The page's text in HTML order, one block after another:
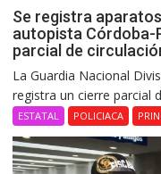
Se registra
autopista Córdoba-
parcial de
La Guardia Nacional
registra un cierre parcial
ESTATAL POLICIACA